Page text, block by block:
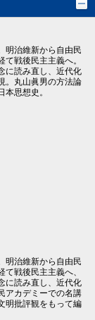
明治維新から自由民
戦後民主主義へ。
に読み直し、近代化
。丸山眞男の方法論
思想史。
明治維新から自由民
戦後民主主義へ、
に読み直し、近代化
アカデミーでの名講
明批評観をもって編